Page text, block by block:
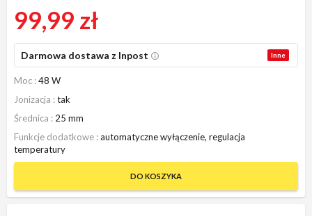
99,99 zł
Inne
Darmowa dostawa z Inpost
Moc 48 W
Jonizacja
tak
Średnica
25 mm
Funkcje dodatkowe automatyczne wyłączenie, regulacja
temperatury
DO KOSZYKA